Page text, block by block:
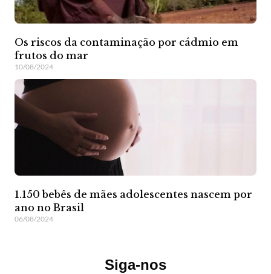
Os riscos da contaminação por cádmio em
frutos do mar
10/08/2024
1.150 bebês de mães adolescentes nascem por
ano no Brasil
06/08/2024
Siga-nos